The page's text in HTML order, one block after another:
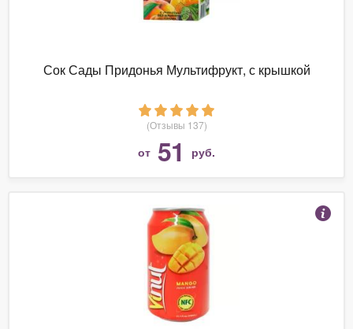
Сок Сады Придонья Мультифрукт, с крышкой
(Отзывы 137)
от 51 руб.